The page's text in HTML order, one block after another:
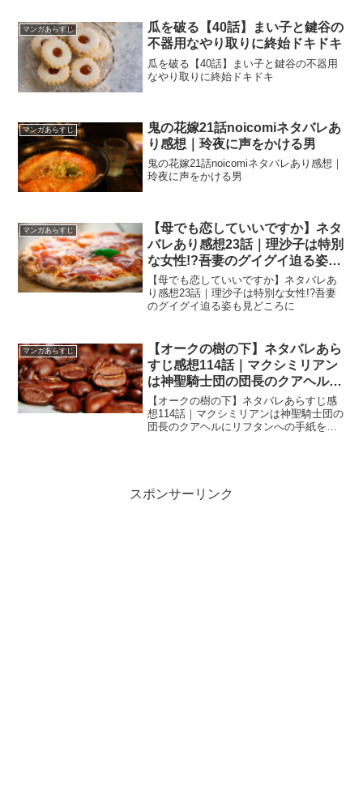
マンガあらすじ
瓜を破る【40話】まい子と鍵谷の
不器用なやり取りに終始ドキドキ
瓜を破る【40話】まい子と鍵谷の不器用
なやり取りに終始ドキドキ
マンガあらすじ
鬼の花嫁21話noicomiネタバレあ
り感想｜玲夜に声をかける男
鬼の花嫁21話noicomiネタバレあり感想｜
玲夜に声をかける男
マンガあらすじ
【母でも恋していいですか】ネタ
バレあり感想23話｜理沙子は特別
な女性!?吾妻のグイグイ迫る姿も
見どころに
【母でも恋していいですか】ネタバレあ
り感想23話｜理沙子は特別な女性!?吾妻
のグイグイ迫る姿も見どころに
マンガあらすじ
【オークの樹の下】ネタバレあら
すじ感想114話｜マクシミリアン
は神聖騎士団の団長のクアヘルに
リフタンへの手紙を託す！
【オークの樹の下】ネタバレあらすじ感
想114話｜マクシミリアンは神聖騎士団の
団長のクアヘルにリフタンへの手紙を託
スポンサーリンク